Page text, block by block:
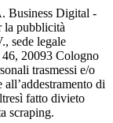
Business Digital -
la pubblicità
sede legale
20093 Cologno
trasmessi e/o
di
fatto divieto
scraping.